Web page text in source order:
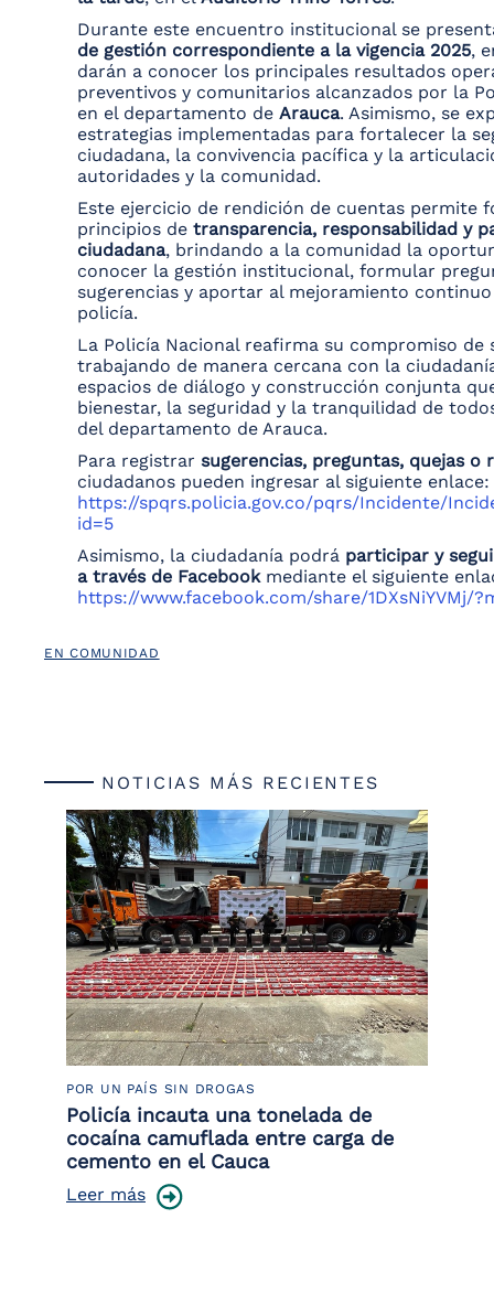
Durante este encuentro institucional se
de gestión correspondiente a la vigencia 2025,
darán a conocer los principales resultados
preventivos y comunitarios alcanzados por la
en el departamento de Arauca. Asimismo, se
estrategias implementadas para fortalecer la
ciudadana, la convivencia pacífica y la
autoridades y la comunidad.
Este ejercicio de rendición de cuentas permite
principios de transparencia, responsabilidad y
ciudadana, brindando a la comunidad la
conocer la gestión institucional, formular
sugerencias y aportar al mejoramiento
policía.
La Policía Nacional reafirma su compromiso de
trabajando de manera cercana con la
espacios de diálogo y construcción conjunta
bienestar, la seguridad y la tranquilidad de
del departamento de Arauca.
Para registrar sugerencias, preguntas, quejas o
ciudadanos pueden ingresar al siguiente enlace:
https://spqrs.policia.gov.co/pqrs/Incidente/
id=5
Asimismo, la ciudadanía podrá participar y
a través de Facebookmediante el siguiente
https://www.facebook.com/share/1DXsNiYVMj/
EN COMUNIDAD
NOTICIAS MÁS RECIENTES
POR UN PAÍS SIN DROGAS
Policía incauta una tonelada de
cocaína camuflada entre carga de
cemento en el Cauca
Leer más